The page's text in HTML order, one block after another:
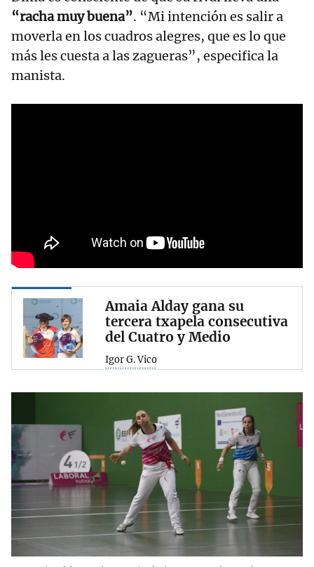
“racha muy buena”. “Mi intención es salir a
moverla en los cuadros alegres, que es lo que
más les cuesta a las zagueras”, especifica la
manista.
Amaia Alday gana su
tercera txapela consecutiva
del Cuatro y Medio
Igor G. Vico